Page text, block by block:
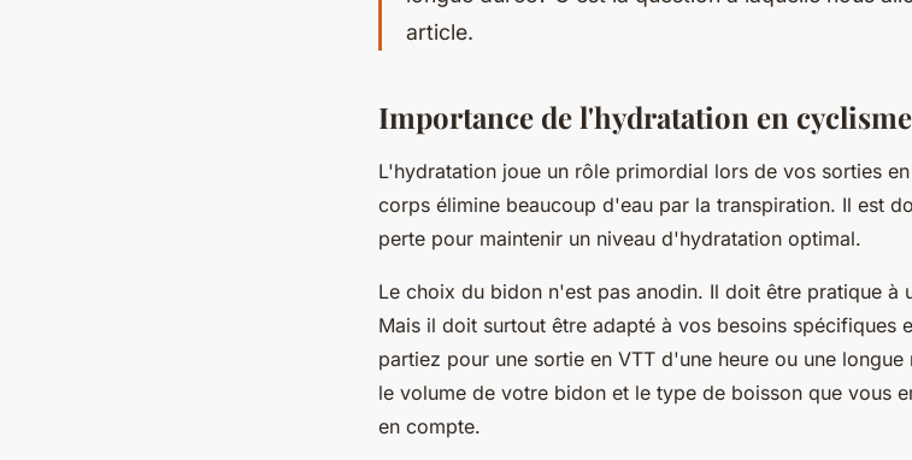
article.
Importance de l'hydratation en cyclisme
L'hydratation joue un rôle primordial lors de vos sorties
corps élimine beaucoup d'eau par la transpiration. Il est
perte pour maintenir un niveau d'hydratation optimal.
Le choix du bidon n'est pas anodin. Il doit être pratique à
Mais il doit surtout être adapté à vos besoins spécifiques
partiez pour une sortie en VTT d'une heure ou une
le volume de votre bidon et le type de boisson que vous
en compte.